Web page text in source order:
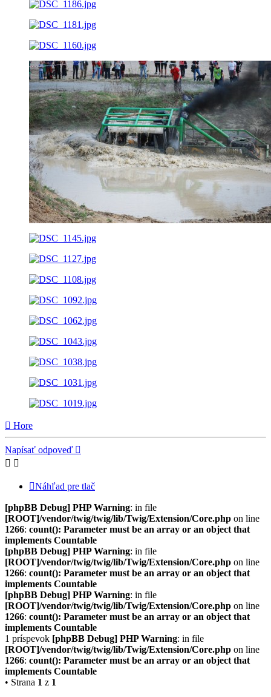
Hore
Napísať odpoveď
Náhľad pre tlač
[phpBB Debug] PHP Warning: in file
[ROOT]/vendor/twig/twig/lib/Twig/Extension/Core.php on line
1266: count(): Parameter must be an array or an object that
implements Countable
[phpBB Debug] PHP Warning: in file
[ROOT]/vendor/twig/twig/lib/Twig/Extension/Core.php on line
1266: count(): Parameter must be an array or an object that
implements Countable
[phpBB Debug] PHP Warning: in file
[ROOT]/vendor/twig/twig/lib/Twig/Extension/Core.php on line
1266: count(): Parameter must be an array or an object that
implements Countable
1 príspevok [phpBB Debug] PHP Warning: in file
[ROOT]/vendor/twig/twig/lib/Twig/Extension/Core.php on line
1266: count(): Parameter must be an array or an object that
implements Countable
• Strana 1 z 1